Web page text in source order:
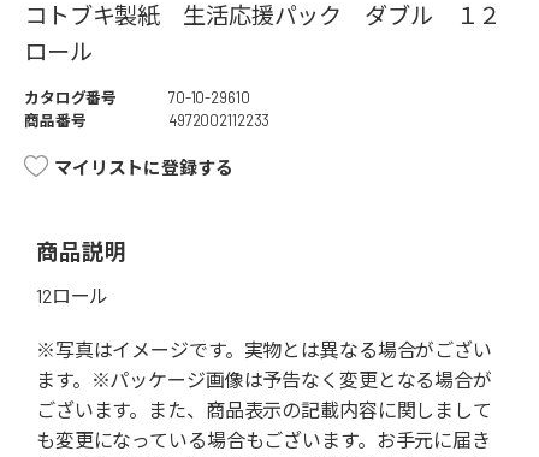
コトブキ製紙 生活応援パック ダブル １２
ロール
カタログ番号
70-10-29610
商品番号
4972002112233
マイリストに登録する
商品説明
12ロール
※写真はイメージです。実物とは異なる場合がござい
ます。※パッケージ画像は予告なく変更となる場合が
ございます。また、商品表示の記載内容に関しまして
も変更になっている場合もございます。お手元に届き